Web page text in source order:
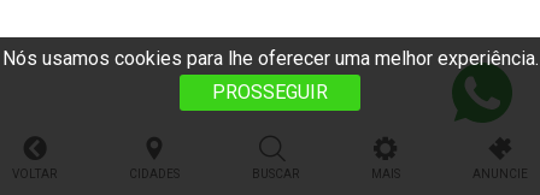
Nós usamos cookies para lhe oferecer uma melhor experiência.
PROSSEGUIR
VOLTAR CIDADES BUSCAR MAIS ANUNCIE